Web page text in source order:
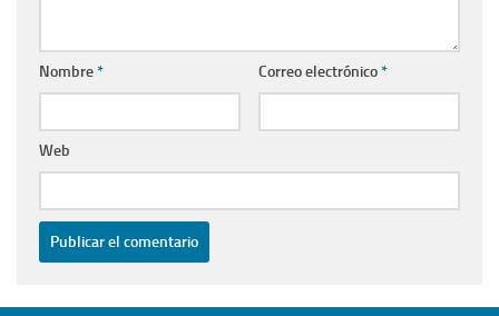
Nombre* Correo electrónico*
Web